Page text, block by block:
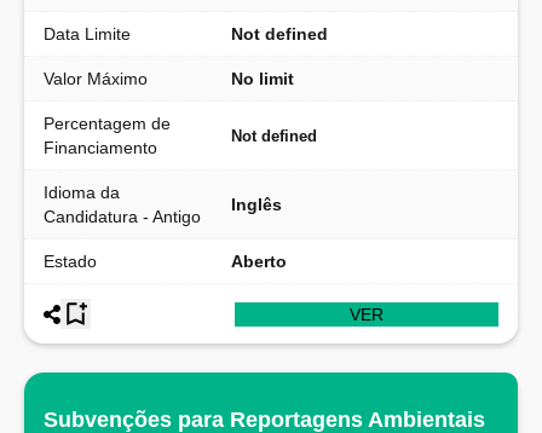
Data Limite Not defined
Valor Máximo No limit
Percentagem de
Financiamento
Not defined
Idioma da
Candidatura - Antigo
Inglês
Estado Aberto
VER
Subvenções para Reportagens Ambientais